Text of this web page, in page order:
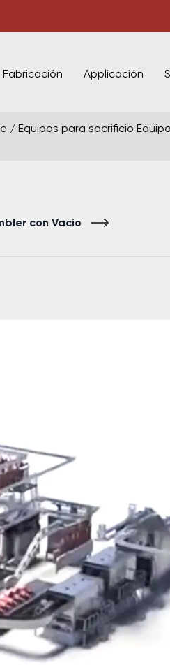
Fabricación Applicación
/ Equipos para sacrificio
con Vacio